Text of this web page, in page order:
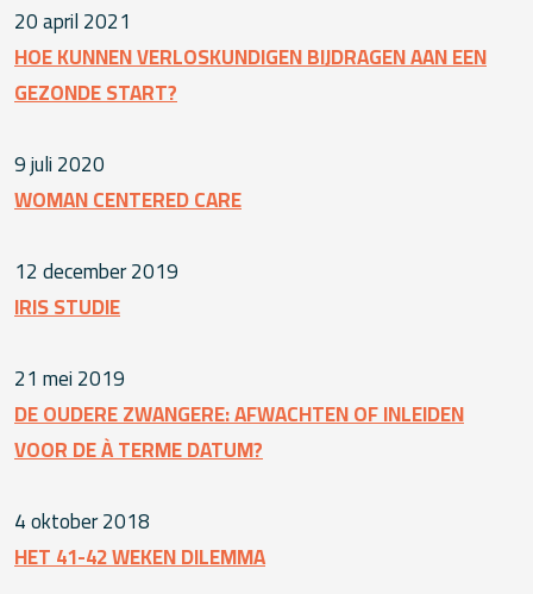
20 april 2021
HOE KUNNEN VERLOSKUNDIGEN BIJDRAGEN AAN EEN
GEZONDE START?
9 juli 2020
WOMAN CENTERED CARE
12 december 2019
IRIS STUDIE
21 mei 2019
DE OUDERE ZWANGERE: AFWACHTEN OF INLEIDEN
VOOR DE À TERME DATUM?
4 oktober 2018
HET 41-42 WEKEN DILEMMA